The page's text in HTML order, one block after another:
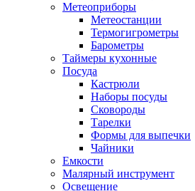
Метеоприборы
Метеостанции
Термогигрометры
Барометры
Таймеры кухонные
Посуда
Кастрюли
Наборы посуды
Сковороды
Тарелки
Формы для выпечки
Чайники
Емкости
Малярный инструмент
Освещение